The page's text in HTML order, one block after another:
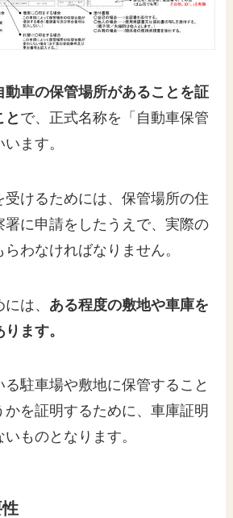
動車の保管場所があることを証
と で、正式名称を「自動車保管
ます。
受けるためには、保管場所の住
署に申請をしたうえで、実際の
わなければなりません。
は、 ある程度の敷地や車庫を
ます。
駐車場や敷地に保管すること
を証明するために、車庫証明
ものとなります。